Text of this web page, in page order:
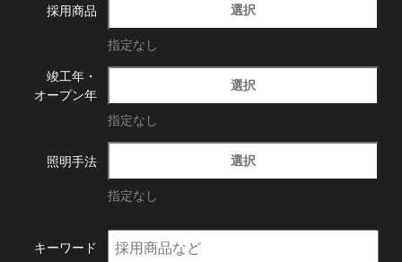
採用商品 選択
指定なし
竣工年・
オープン年
選択
指定なし
照明手法 選択
指定なし
キーワード